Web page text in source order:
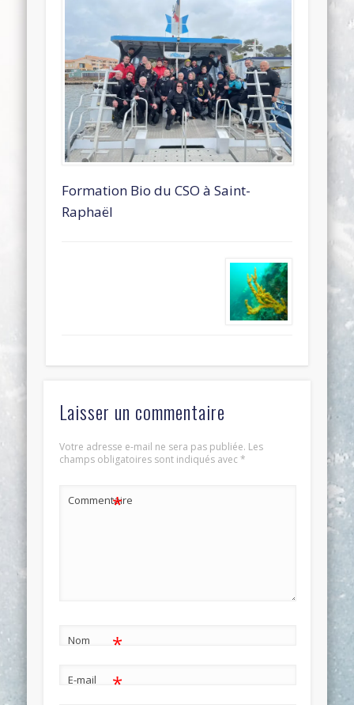
Formation Bio du CSO à Saint-
Raphaël
Laisser un commentaire
Votre adresse e-mail ne sera pas publiée. Les
champs obligatoires sont indiqués avec*
Commentaire
*
Nom *
E-mail *